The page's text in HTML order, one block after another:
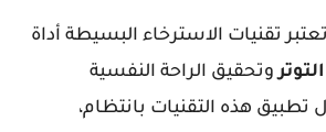
تقنيات الاسترخاء البسيطة أداة
التوتروتحقيق الراحة النفسية
هذه التقنيات بانتظام،